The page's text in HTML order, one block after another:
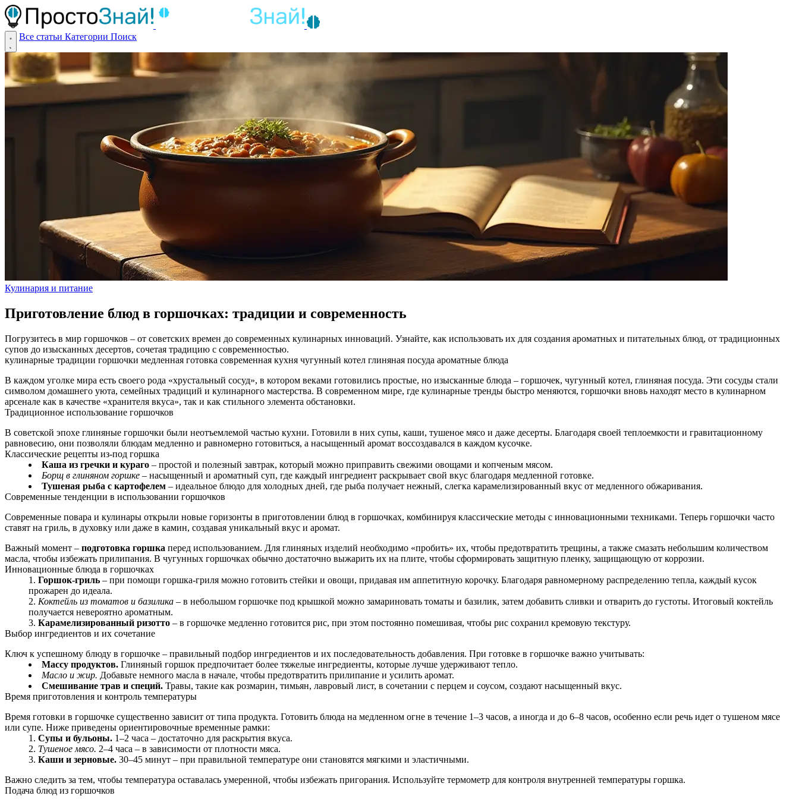
Все статьи Категории Поиск
Кулинария и питание
Приготовление блюд в горшочках: традиции и современность
Погрузитесь в мир горшочков – от советских времен до современных кулинарных инноваций. Узнайте, как использовать их для создания ароматных и питательных блюд, от традиционных
супов до изысканных десертов, сочетая традицию с современностью.
кулинарные традиции горшочки медленная готовка современная кухня чугунный котел глиняная посуда ароматные блюда
В каждом уголке мира есть своего рода «хрустальный сосуд», в котором веками готовились простые, но изысканные блюда – горшочек, чугунный котел, глиняная посуда. Эти сосуды стали
символом домашнего уюта, семейных традиций и кулинарного мастерства. В современном мире, где кулинарные тренды быстро меняются, горшочки вновь находят место в кулинарном
арсенале как в качестве «хранителя вкуса», так и как стильного элемента обстановки.
Традиционное использование горшочков
В советской эпохе глиняные горшочки были неотъемлемой частью кухни. Готовили в них супы, каши, тушеное мясо и даже десерты. Благодаря своей теплоемкости и гравитационному
равновесию, они позволяли блюдам медленно и равномерно готовиться, а насыщенный аромат воссоздавался в каждом кусочке.
Классические рецепты из-под горшка
Каша из гречки и кураго – простой и полезный завтрак, который можно приправить свежими овощами и копченым мясом.
Борщ в глиняном горшке – насыщенный и ароматный суп, где каждый ингредиент раскрывает свой вкус благодаря медленной готовке.
Тушеная рыба с картофелем – идеальное блюдо для холодных дней, где рыба получает нежный, слегка карамелизированный вкус от медленного обжаривания.
Современные тенденции в использовании горшочков
Современные повара и кулинары открыли новые горизонты в приготовлении блюд в горшочках, комбинируя классические методы с инновационными техниками. Теперь горшочки часто
ставят на гриль, в духовку или даже в камин, создавая уникальный вкус и аромат.
Важный момент – подготовка горшка перед использованием. Для глиняных изделий необходимо «пробить» их, чтобы предотвратить трещины, а также смазать небольшим количеством
масла, чтобы избежать прилипания. В чугунных горшочках обычно достаточно выжарить их на плите, чтобы сформировать защитную пленку, защищающую от коррозии.
Инновационные блюда в горшочках
Горшок-гриль – при помощи горшка-гриля можно готовить стейки и овощи, придавая им аппетитную корочку. Благодаря равномерному распределению тепла, каждый кусок
прожарен до идеала.
Коктейль из томатов и базилика – в небольшом горшочке под крышкой можно замариновать томаты и базилик, затем добавить сливки и отварить до густоты. Итоговый коктейль
получается невероятно ароматным.
Карамелизированный ризотто – в горшочке медленно готовится рис, при этом постоянно помешивая, чтобы рис сохранил кремовую текстуру.
Выбор ингредиентов и их сочетание
Ключ к успешному блюду в горшочке – правильный подбор ингредиентов и их последовательность добавления. При готовке в горшочке важно учитывать:
Массу продуктов. Глиняный горшок предпочитает более тяжелые ингредиенты, которые лучше удерживают тепло.
Масло и жир. Добавьте немного масла в начале, чтобы предотвратить прилипание и усилить аромат.
Смешивание трав и специй. Травы, такие как розмарин, тимьян, лавровый лист, в сочетании с перцем и соусом, создают насыщенный вкус.
Время приготовления и контроль температуры
Время готовки в горшочке существенно зависит от типа продукта. Готовить блюда на медленном огне в течение 1–3 часов, а иногда и до 6–8 часов, особенно если речь идет о тушеном мясе
или супе. Ниже приведены ориентировочные временные рамки:
Супы и бульоны. 1–2 часа – достаточно для раскрытия вкуса.
Тушеное мясо. 2–4 часа – в зависимости от плотности мяса.
Каши и зерновые. 30–45 минут – при правильной температуре они становятся мягкими и эластичными.
Важно следить за тем, чтобы температура оставалась умеренной, чтобы избежать пригорания. Используйте термометр для контроля внутренней температуры горшка.
Подача блюд из горшочков